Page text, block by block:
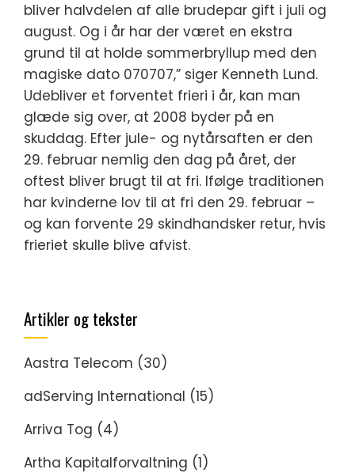
bliver halvdelen af alle brudepar gift i juli og
august. Og i år har der været en ekstra
grund til at holde sommerbryllup med den
magiske dato 070707,” siger Kenneth Lund.
Udebliver et forventet frieri i år, kan man
glæde sig over, at 2008 byder på en
skuddag. Efter jule- og nytårsaften er den
29. februar nemlig den dag på året, der
oftest bliver brugt til at fri. Ifølge traditionen
har kvinderne lov til at fri den 29. februar –
og kan forvente 29 skindhandsker retur, hvis
frieriet skulle blive afvist.
Artikler og tekster
Aastra Telecom (30)
adServing International (15)
Arriva Tog (4)
Artha Kapitalforvaltning (1)